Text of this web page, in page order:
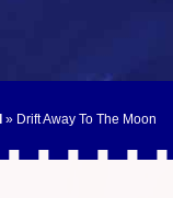
» Drift Away To The Moon